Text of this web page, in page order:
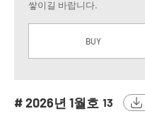
쌓이길 바랍니다.
BUY
# 2026년 1월호 13